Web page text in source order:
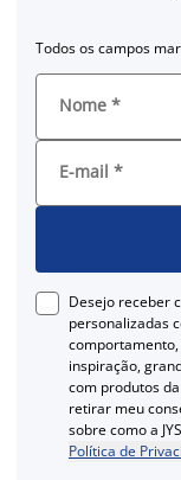
Todos os campos
Nome *
E-mail *
Desejo receber
personalizadas
inspiração,
com produtos da
retirar meu
sobre como a
Política de